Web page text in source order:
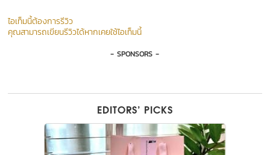
ไอเท็มนี้ต้องการรีวิว
คุณสามารถเขียนรีวิวได้หากเคยใช้ไอเท็มนี้
- SPONSORS -
EDITORS’ PICKS